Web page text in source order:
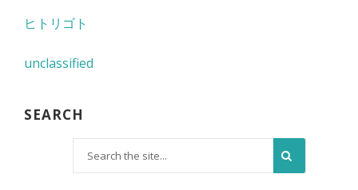
ヒトリゴト
unclassified
SEARCH